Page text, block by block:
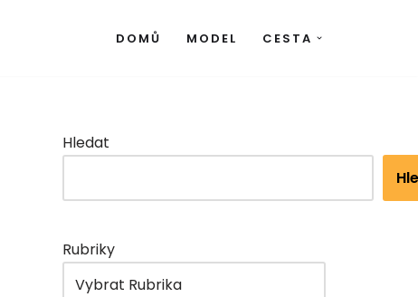
DOMŮ MODEL CESTA
Hledat
Rubriky